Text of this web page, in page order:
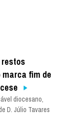
fim de
diocesano,
D. Júlio Tavares